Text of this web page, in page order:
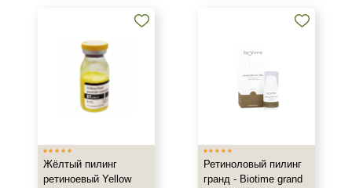
Проблемная
Увядающая
Действие
Жёлтый пилинг
ретиноевый Yellow
Ретиноловый пилинг
гранд - Biotime grand